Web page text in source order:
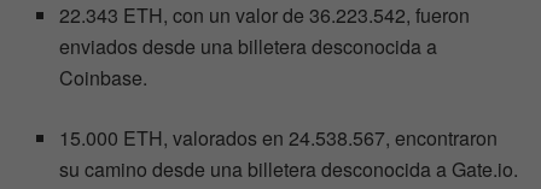
22.343 ETH, con un valor de 36.223.542, fueron
enviados desde una billetera desconocida a
Coinbase.
15.000 ETH, valorados en 24.538.567, encontraron
su camino desde una billetera desconocida a Gate.io.